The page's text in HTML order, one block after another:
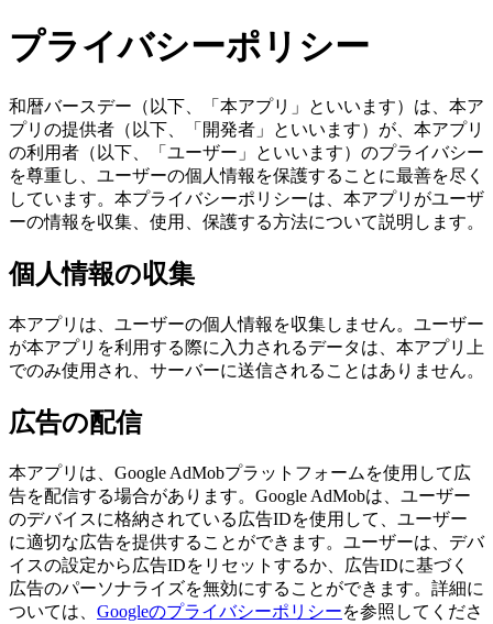
プライバシーポリシー
和暦バースデー（以下、「本アプリ」といいます）は、本ア
プリの提供者（以下、「開発者」といいます）が、本アプリ
の利用者（以下、「ユーザー」といいます）のプライバシー
を尊重し、ユーザーの個人情報を保護することに最善を尽く
しています。本プライバシーポリシーは、本アプリがユーザ
ーの情報を収集、使用、保護する方法について説明します。
個人情報の収集
本アプリは、ユーザーの個人情報を収集しません。ユーザー
が本アプリを利用する際に入力されるデータは、本アプリ上
でのみ使用され、サーバーに送信されることはありません。
広告の配信
本アプリは、Google AdMobプラットフォームを使用して広
告を配信する場合があります。Google AdMobは、ユーザー
のデバイスに格納されている広告IDを使用して、ユーザー
に適切な広告を提供することができます。ユーザーは、デバ
イスの設定から広告IDをリセットするか、広告IDに基づく
広告のパーソナライズを無効にすることができます。詳細に
ついては、 Googleのプライバシーポリシーを参照してくださ